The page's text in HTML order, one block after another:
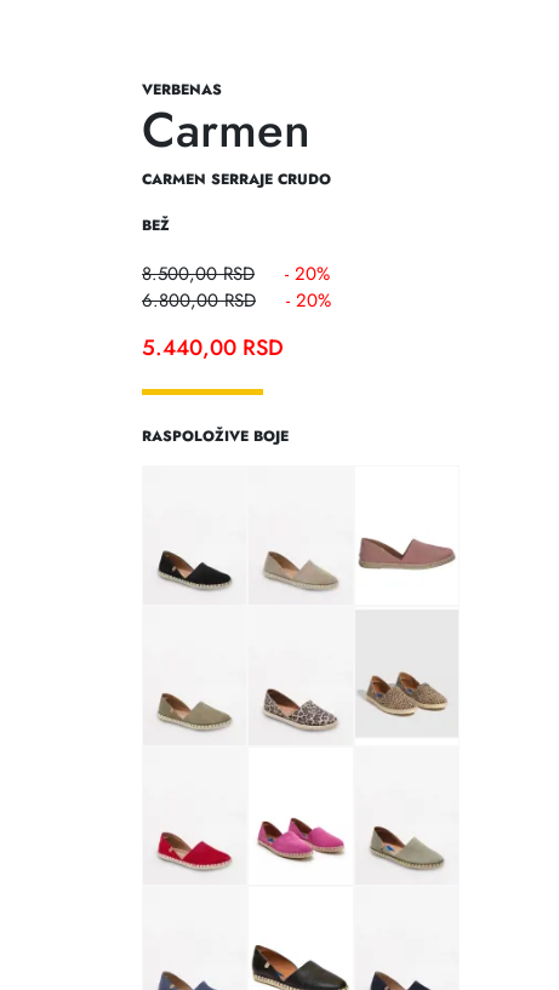
VERBENAS
Carmen
CARMEN SERRAJE CRUDO
BEŽ
8.500,00RSD
- 20%
6.800,00RSD - 20%
5.440,00 RSD
RASPOLOŽIVE BOJE